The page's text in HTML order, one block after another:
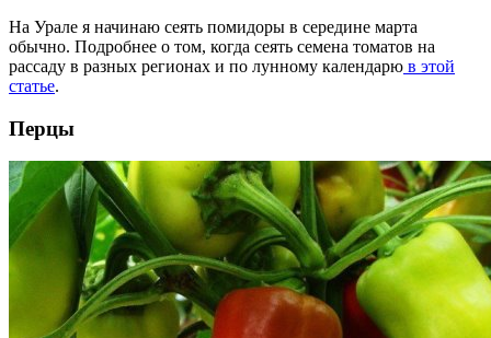
На Урале я начинаю сеять помидоры в середине марта
обычно. Подробнее о том, когда сеять семена томатов на
рассаду в разных регионах и по лунному календарю в этой
статье.
Перцы